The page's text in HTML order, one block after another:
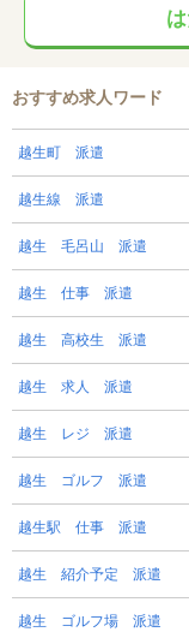
おすすめ求人ワード
越生町 派遣
越生線 派遣
越生 毛呂山 派遣
越生 仕事 派遣
越生 高校生 派遣
越生 求人 派遣
越生 レジ 派遣
越生 ゴルフ 派遣
越生駅 仕事 派遣
越生 紹介予定 派遣
越生 ゴルフ場 派遣